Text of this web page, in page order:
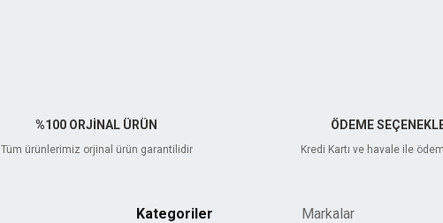
%100 ORJİNAL ÜRÜN
Tüm ürünlerimiz orjinal ürün garantilidir
ÖDEME
Kredi Kartı ve havale ile
Kategoriler Markalar